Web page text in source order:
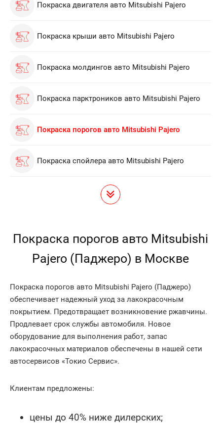
Покраска двигателя авто Mitsubishi Pajero
Покраска крыши авто Mitsubishi Pajero
Покраска молдингов авто Mitsubishi Pajero
Покраска парктроников авто Mitsubishi Pajero
Покраска порогов авто Mitsubishi Pajero
Покраска спойлера авто Mitsubishi Pajero
Покраска порогов авто Mitsubishi
Pajero (Паджеро) в Москве
Покраска порогов авто Mitsubishi Pajero (Паджеро)
обеспечивает надежный уход за лакокрасочным
покрытием. Предотвращает возникновение ржавчины.
Продлевает срок службы автомобиля. Новое
оборудование для выполнения работ, запас
лакокрасочных материалов обеспечены в нашей сети
автосервисов «Токио Сервис».
Клиентам предложены:
цены до 40% ниже дилерских;